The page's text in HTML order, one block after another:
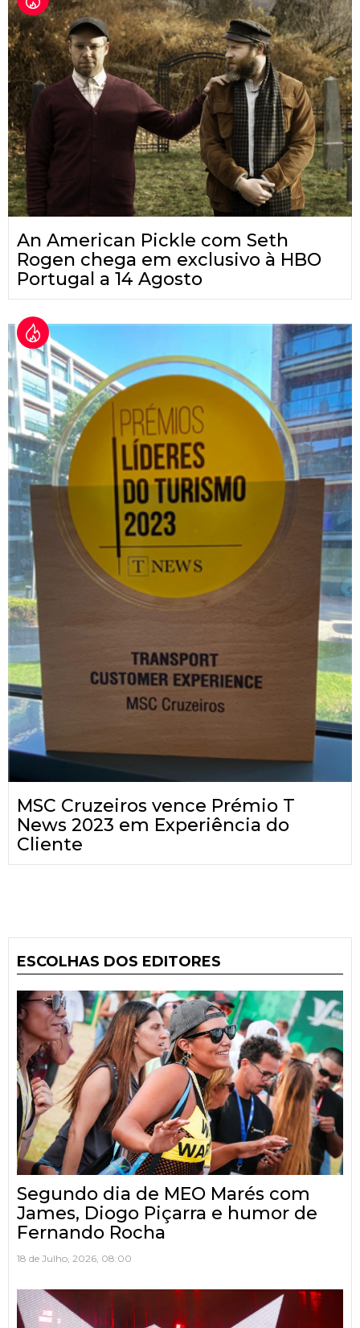
An American Pickle com Seth
Rogen chega em exclusivo à HBO
Portugal a 14 Agosto
MSC Cruzeiros vence Prémio T
News 2023 em Experiência do
Cliente
ESCOLHAS DOS EDITORES
Segundo dia de MEO Marés com
James, Diogo Piçarra e humor de
Fernando Rocha
18 de Julho, 2026, 08:00